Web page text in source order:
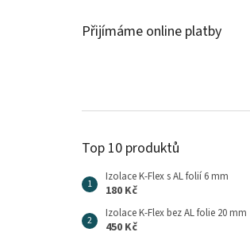
Přijímáme online platby
Top 10 produktů
Izolace K-Flex s AL folií 6 mm
180 Kč
Izolace K-Flex bez AL folie 20 mm
450 Kč